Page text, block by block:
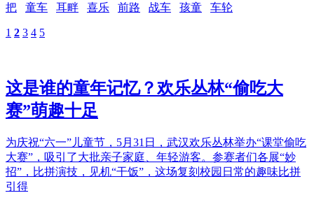
把
童车 耳畔 喜乐 前路 战车 孩童 车轮
1 2 3 4 5
这是谁的童年记忆？欢乐丛林“偷吃大
赛”萌趣十足
为庆祝“六一”儿童节，5月31日，武汉欢乐丛林举办“课堂偷吃
大赛”，吸引了大批亲子家庭、年轻游客。参赛者们各展“妙
招”，比拼演技，见机“干饭”，这场复刻校园日常的趣味比拼
引得